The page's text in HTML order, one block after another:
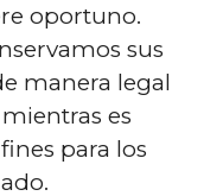
oportuno.
sus
manera legal
es
para los